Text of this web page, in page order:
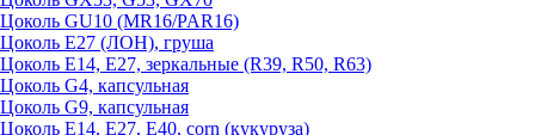
Цоколь GU10 (MR16/PAR16)
Цоколь Е27 (ЛОН), груша
Цоколь Е14, Е27, зеркальные (R39, R50, R63)
Цоколь G4, капсульная
Цоколь G9, капсульная
Цоколь Е14, Е27, Е40, corn (кукуруза)